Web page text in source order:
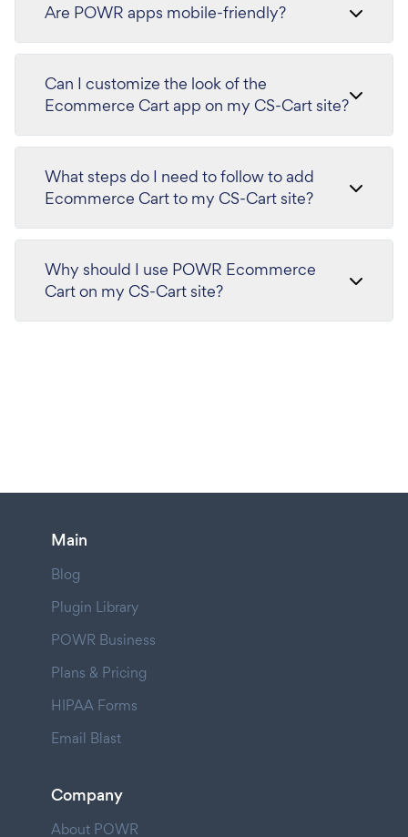
Are POWR apps mobile-friendly?
Can I customize the look of the
Ecommerce Cart app on my CS-Cart site?
What steps do I need to follow to add
Ecommerce Cart to my CS-Cart site?
Why should I use POWR Ecommerce
Cart on my CS-Cart site?
Main
Blog
Plugin Library
POWR Business
Plans & Pricing
HIPAA Forms
Email Blast
Company
About POWR